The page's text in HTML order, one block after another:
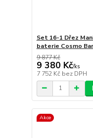
Set 16-1 Dřez
baterie Cosmo
9 877 Kč
9 380 Kč/ks
7 752 Kč bez DPH
Akce